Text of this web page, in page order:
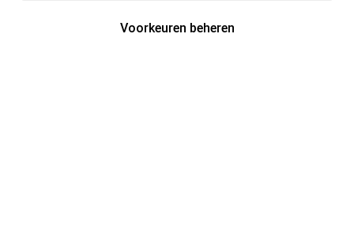
Voorkeuren beheren